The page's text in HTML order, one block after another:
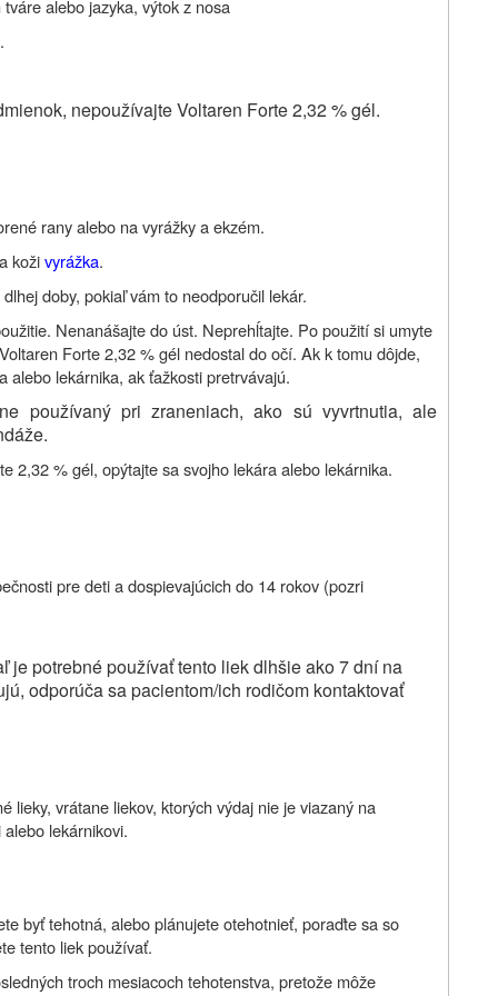
alebo jazyka, výtok z nosa
nepoužívajte Voltaren Forte 2,32 % gél.
rany alebo na vyrážky a ekzém.
koživyrážka.
doby, pokiaľ vám to neodporučil lekár.
Nenanášajte do úst. Neprehĺtajte. Po použití si umyte
Forte 2,32 % gél nedostal do očí. Ak k tomu dôjde,
alebo lekárnika, ak ťažkosti pretrvávajú.
používaný pri zraneniach, ako sú vyvrtnutia, ale
2,32 %gél, opýtajte sa svojho lekára alebo lekárnika.
pre deti a dospievajúcich do 14 rokov (pozri
je potrebné používať tento liek dlhšie ako 7 dní na
odporúča sa pacientom/ich rodičom kontaktovať
lieky, vrátane liekov, ktorých výdaj nie je viazaný na
lekárnikovi.
byť tehotná, alebo plánujete otehotnieť, poraďte sa so
tento liek používať.
troch mesiacoch tehotenstva, pretože môže